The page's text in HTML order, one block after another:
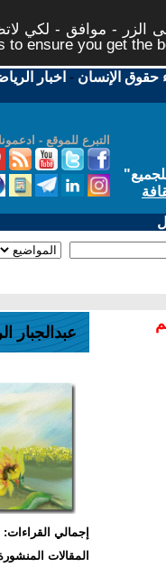
الزر - موافق - لكي
to ensure you get the
حقوق الإنسان - اخبار
التبرع للموقع - ادعمونا
"
عبدالجبار
إجمالي القراءات: 1,208,229
المقالات المنشورة: